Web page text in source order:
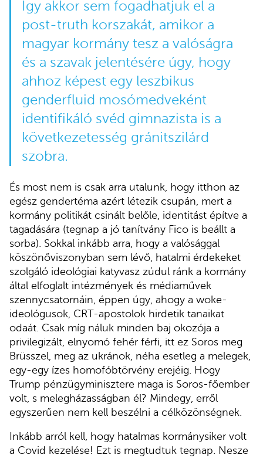
Így akkor sem fogadhatjuk el a
post-truth korszakát, amikor a
magyar kormány tesz a valóságra
és a szavak jelentésére úgy, hogy
ahhoz képest egy leszbikus
genderfluid mosómedveként
identifikáló svéd gimnazista is a
következetesség gránitszilárd
szobra.
És most nem is csak arra utalunk, hogy itthon az
egész gendertéma azért létezik csupán, mert a
kormány politikát csinált belőle, identitást építve a
tagadására (tegnap a jó tanítvány Fico is beállt a
sorba). Sokkal inkább arra, hogy a valósággal
köszönőviszonyban sem lévő, hatalmi érdekeket
szolgáló ideológiai katyvasz zúdul ránk a kormány
által elfoglalt intézmények és médiaművek
szennycsatornáin, éppen úgy, ahogy a woke-
ideológusok, CRT-apostolok hirdetik tanaikat
odaát. Csak míg náluk minden baj okozója a
privilegizált, elnyomó fehér férfi, itt ez Soros meg
Brüsszel, meg az ukránok, néha esetleg a melegek,
egy-egy ízes homofóbtörvény erejéig. Hogy
Trump pénzügyminisztere maga is Soros-főember
volt, s melegházasságban él? Mindegy, erről
egyszerűen nem kell beszélni a célközönségnek.
Inkább arról kell, hogy hatalmas kormánysiker volt
a Covid kezelése! Ezt is megtudtuk tegnap. Nesze